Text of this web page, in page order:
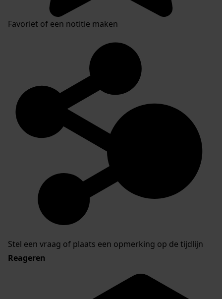
Favoriet of een notitie maken
Stel een vraag of plaats een opmerking op de tijdlijn
Reageren